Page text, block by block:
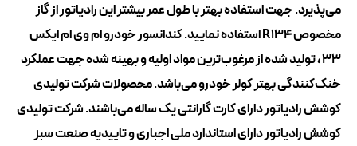
می‌پذیرد. جهت استفاده بهتر با طول عمر بیشتر این رادیاتور از گاز
مخصوص R134 استفاده نمایید. کندانسور خودرو ام وی ام ایکس
33 ، تولید شده از مرغوب‌ترین مواد اولیه و بهینه شده جهت عملکرد
خنک‌کنندگی بهتر کولر خودرو می‌باشد. محصولات شرکت تولیدی
کوشش رادیاتور دارای کارت گارانتی یک ساله می‌باشند. شرکت تولیدی
کوشش رادیاتور دارای استاندارد ملی اجباری و تاییدیه صنعت سبز